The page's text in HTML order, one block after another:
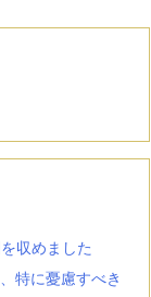
収めました
特に憂慮すべき